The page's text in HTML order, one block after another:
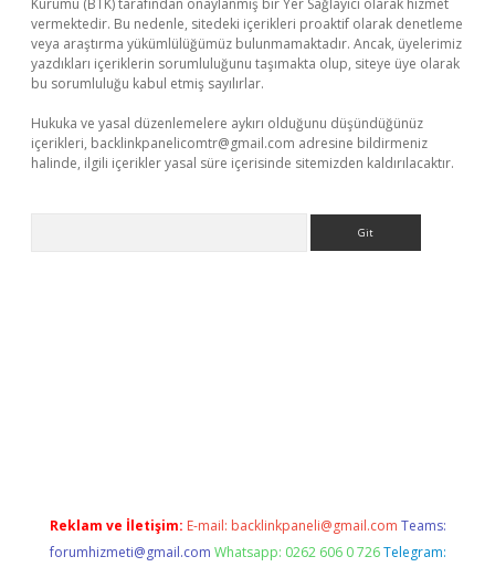
Kurumu (BTK) tarafından onaylanmış bir Yer Sağlayıcı olarak hizmet
vermektedir. Bu nedenle, sitedeki içerikleri proaktif olarak denetleme
veya araştırma yükümlülüğümüz bulunmamaktadır. Ancak, üyelerimiz
yazdıkları içeriklerin sorumluluğunu taşımakta olup, siteye üye olarak
bu sorumluluğu kabul etmiş sayılırlar.
Hukuka ve yasal düzenlemelere aykırı olduğunu düşündüğünüz
içerikleri, backlinkpanelicomtr@gmail.com adresine bildirmeniz
halinde, ilgili içerikler yasal süre içerisinde sitemizden kaldırılacaktır.
Reklam ve İletişim: E-mail: backlinkpaneli@gmail.com Teams:
forumhizmeti@gmail.com Whatsapp: 0262 606 0 726 Telegram: